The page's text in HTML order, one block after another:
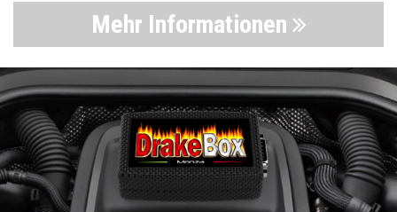
Mehr Informationen